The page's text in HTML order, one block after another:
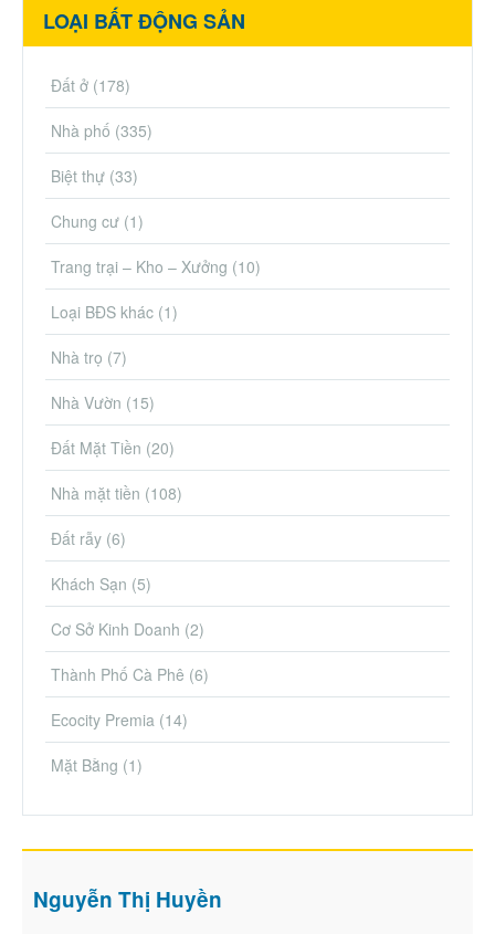
LOẠI BẤT ĐỘNG SẢN
Đất ở (178)
Nhà phố (335)
Biệt thự (33)
Chung cư (1)
Trang trại – Kho – Xưởng (10)
Loại BĐS khác (1)
Nhà trọ (7)
Nhà Vườn (15)
Đất Mặt Tiền (20)
Nhà mặt tiền (108)
Đất rẫy (6)
Khách Sạn (5)
Cơ Sở Kinh Doanh (2)
Thành Phố Cà Phê (6)
Ecocity Premia (14)
Mặt Bằng (1)
Nguyễn Thị Huyền